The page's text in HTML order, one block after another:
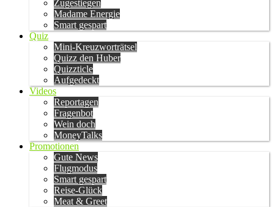
Zugestiegen
Madame Energie
Smart gespart
Quiz
Mini-Kreuzworträtsel
Quizz den Huber
Quizzticle
Aufgedeckt
Videos
Reportagen
Fragenbot
Wein doch
MoneyTalks
Promotionen
Gute News
Flugmodus
Smart gespart
Reise-Glück
Meat & Greet